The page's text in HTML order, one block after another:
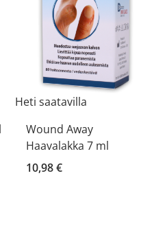
Heti saatavilla
Wound Away
Haavalakka 7 ml
10,98 €